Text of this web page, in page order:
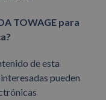
TOWAGE para
de esta
pueden